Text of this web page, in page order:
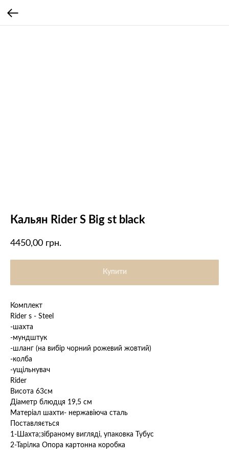
Кальян Rider S Big st black
4450,00 грн.
Купити
Комплект
Rider s - Steel
-шахта
-мундштук
-шланг (на вибір чорний рожевий жовтий)
-колба
-ущільнувач
Rider
Висота 63см
Діаметр блюдця 19,5 см
Матеріал шахти- нержавіюча сталь
Поставляється
1-Шахта;зібраному вигляді, упаковка Тубус
2-Тарілка Опора картонна коробка